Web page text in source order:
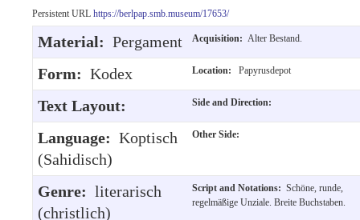
Persistent URL https://berlpap.smb.museum/17653/
Material: Pergament Acquisition: Alter Bestand.
Form: Kodex Location: Papyrusdepot
Text Layout: Side and Direction:
Language: Koptisch
(Sahidisch)
Other Side:
Genre: literarisch
(christlich)
Script and Notations: Schöne, runde,
regelmäßige Unziale. Breite Buchstaben.